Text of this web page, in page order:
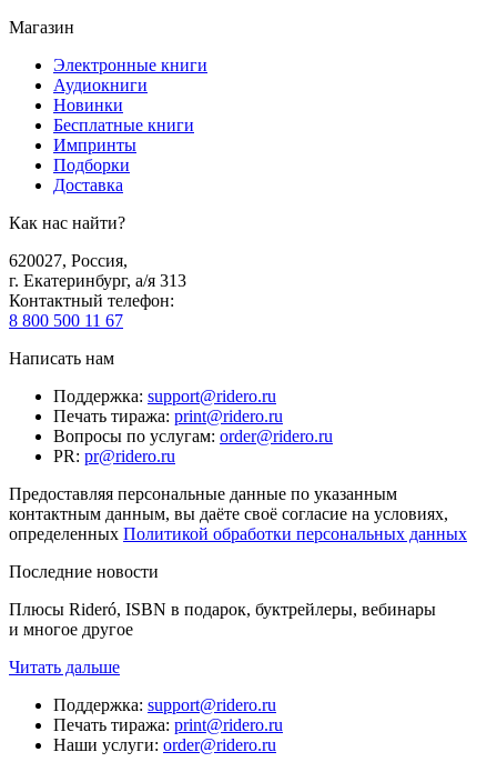
Магазин
Электронные книги
Аудиокниги
Новинки
Бесплатные книги
Импринты
Подборки
Доставка
Как нас найти?
620027, Россия,
г. Екатеринбург, а/я 313
Контактный телефон:
8 800 500 11 67
Написать нам
Поддержка: support@ridero.ru
Печать тиража: print@ridero.ru
Вопросы по услугам: order@ridero.ru
PR: pr@ridero.ru
Предоставляя персональные данные по указанным
контактным данным, вы даёте своё согласие на условиях,
определенных Политикой обработки персональных данных
Последние новости
Плюсы Rideró, ISBN в подарок, буктрейлеры, вебинары
и многое другое
Читать дальше
Поддержка: support@ridero.ru
Печать тиража: print@ridero.ru
Наши услуги: order@ridero.ru